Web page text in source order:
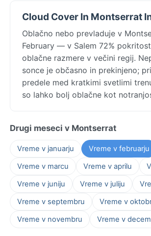
Cloud Cover In Montserrat
Oblačno nebo prevladuje v
February — v Salem 72%
oblačne razmere v večini regij.
sonce je občasno in prekinjeno;
predele med kratkimi svetlimi
so lahko bolj oblačne kot
Drugi meseci v Montserrat
Vreme v januarju
Vreme v februarju
Vreme v marcu
Vreme v aprilu
Vreme v juniju
Vreme v juliju
Vreme v septembru
Vreme v
Vreme v novembru
Vreme v